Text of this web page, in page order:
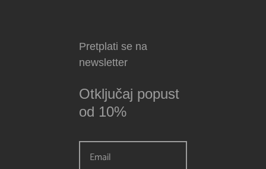
Pretplati se na
newsletter
Otključaj popust
od 10%